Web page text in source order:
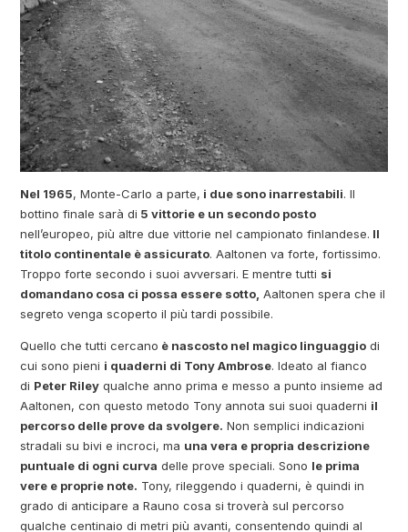
Nel 1965, Monte-Carlo a parte, i due sono inarrestabili. Il
bottino finale sarà di 5 vittorie e un secondo posto
nell’europeo, più altre due vittorie nel campionato finlandese. Il
titolo continentale è assicurato. Aaltonen va forte, fortissimo.
Troppo forte secondo i suoi avversari. E mentre tutti si
domandano cosa ci possa essere sotto, Aaltonen spera che il
segreto venga scoperto il più tardi possibile.
Quello che tutti cercano è nascosto nel magico linguaggio di
cui sono pieni i quaderni di Tony Ambrose. Ideato al fianco
di Peter Riley qualche anno prima e messo a punto insieme ad
Aaltonen, con questo metodo Tony annota sui suoi quaderni il
percorso delle prove da svolgere. Non semplici indicazioni
stradali su bivi e incroci, ma una vera e propria descrizione
puntuale di ogni curva delle prove speciali. Sono le prima
vere e proprie note. Tony, rileggendo i quaderni, è quindi in
grado di anticipare a Rauno cosa si troverà sul percorso
qualche centinaio di metri più avanti, consentendo quindi al